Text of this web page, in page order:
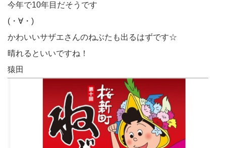
今年で10年目だそうです
(・∀・)
かわいいサザエさんのねぶたも出るはずです☆
晴れるといいですね！
猿田